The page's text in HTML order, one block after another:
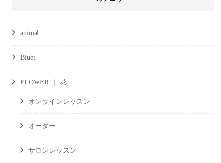
animal
Bluet
FLOWER ｜ 花
オンラインレッスン
オーダー
サロンレッスン